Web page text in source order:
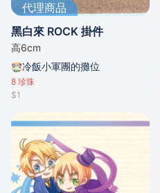
代理商品
黑白來 ROCK 掛件
高6cm
冷飯小軍團的攤位
8 珍珠
$1